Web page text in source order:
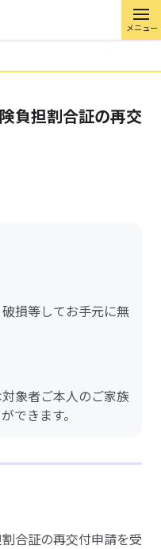
メニュー
負担割合証の再交
損等してお手元に無
象者ご本人のご家族
できます。
合証の再交付申請を受